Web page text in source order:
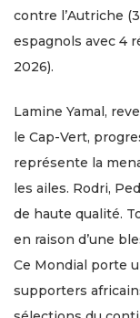
contre l’Autriche
espagnols avec 4
2026).
Lamine Yamal,
le Cap-Vert,
représente la
les ailes. Rodri,
de haute qualité.
en raison d’une
Ce Mondial porte
supporters